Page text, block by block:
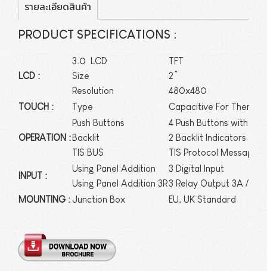
รายละเอียดสินค้า
PRODUCT SPECIFICATIONS :
LCD :
3.0 LCD
Size
Resolution
TFT
2”
480x480
TOUCH :
Type Capacitive For
OPERATION :
Push Buttons
Backlit
TIS BUS
4 Push Buttons with
2 Backlit Indicators
TIS Protocol Messages
INPUT :
Using Panel Addition
Using Panel Addition 3R
3 Digital Input
3 Relay Output 3A / 5A
MOUNTING :Junction Box EU, UK Standard